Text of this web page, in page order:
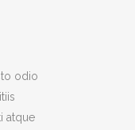
odio
atque